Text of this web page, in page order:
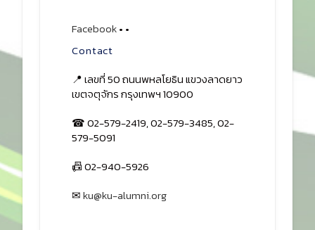
Facebook• •
Contact
📍 เลขที่ 50 ถนนพหลโยธิน แขวงลาดยาว
เขตจตุจักร กรุงเทพฯ 10900
☎ 02-579-2419, 02-579-3485, 02-
579-5091
📠 02-940-5926
✉ku@ku-alumni.org